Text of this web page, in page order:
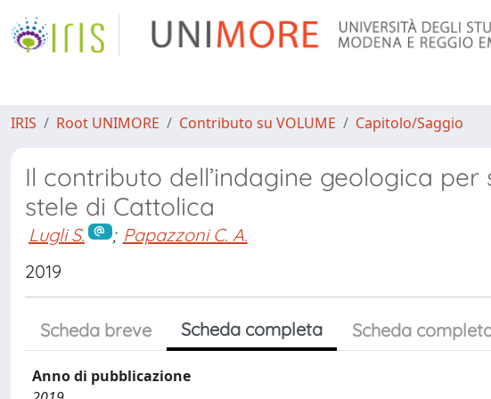
IRIS Root UNIMORE Contributo su VOLUME Capitolo/Saggio
Il contributo dell’indagine geologica
stele di Cattolica
Lugli S. ; Papazzoni C. A.
2019
Scheda breve Scheda completa Scheda
Anno di pubblicazione